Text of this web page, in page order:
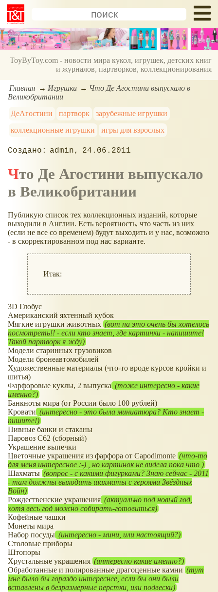
ToyByToy.com - новости мира кукол, игрушек, детских книг
и журналов, партворков, коллекционирования
Главная Игрушки
Что Де Агостини выпускало в
Великобритании
ДеАгостини
партворк
зарубежные игрушки
коллекционные игрушки
игры для взрослых
admin 24.06.2011
Что Де Агостини выпускало
в Великобритании
Публикую список тех коллекционных изданий, которые
выходили в Англии. Есть вероятность, что часть из них
(если не все со временем) будут выходить и у нас, возможно
- в скорректированном под нас варианте.
Итак:
3D Глобус
Американский яхтенный кубок
Мягкие игрушки животных (вот на это очень бы хотелось
посмотреть!! - если кто знает, где картинки - напишите!
Такой партворк я жду)
Модели старинных грузовиков
Модели бронеавтомобилей
Художественные материалы (что-то вроде курсов кройки и
шитья)
Фарфоровые куклы, 2 выпуска (тоже интересно - какие
именно?)
Банкноты мира (от России было 100 рублей)
Кровати (интересно - это была миниатюра? Кто знает -
пишите!)
Пивные банки и стаканы
Паровоз С62 (сборный)
Украшение выпечки
Цветочные украшения из фарфора от Capodimonte (что-то
для меня интересное :-) , но картинок не видела пока что )
Шахматы (вопрос - с какими фигурками? Знаю сейчас - 2011
- там должны выходить шахматы с героями Звёздных
Войн)
Рождественские украшения (актуально под новый год,
хотя весь год можно собирать-готовиться)
Кофейные чашки
Монеты мира
Набор посуды (интересно - мини, или настоящий?)
Столовые приборы
Штопоры
Хрустальные украшения (интересно какие именно?)
Обработанные и полированные драгоценные камни (тут
мне было бы гораздо интереснее, если бы они были
вставлены в безразмерные перстки, или подвески)